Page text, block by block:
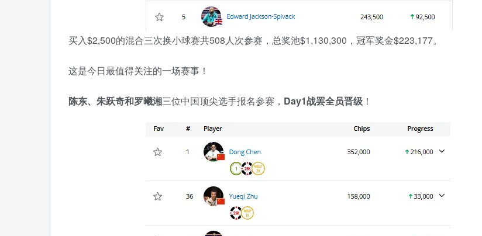
买入$2,500的混合三次换小球赛共508人次参赛，总奖池$1,130,300，冠军奖金$223,177。
这是今日最值得关注的一场赛事！
陈东、朱跃奇和罗曦湘三位中国顶尖选手报名参赛， Day1战罢全员晋级 ！